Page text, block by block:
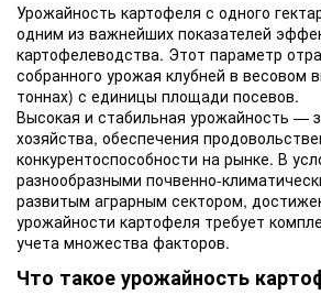
Урожайность картофеля с одного
одним из важнейших показателей
картофелеводства. Этот параметр
собранного урожая клубней в весовом
тоннах) с единицы площади посевов.
Высокая и стабильная урожайность —
хозяйства, обеспечения
конкурентоспособности на рынке. В
разнообразными почвенно-
развитым аграрным сектором,
урожайности картофеля требует
учета множества факторов.
Что такое урожайность